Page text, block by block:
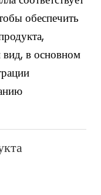
обеспечить
в основном